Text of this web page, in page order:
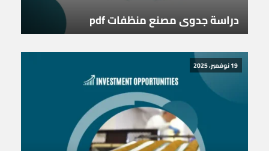
دراسة جدوى مصنع منظفات pdf
19 نوفمبر، 2025